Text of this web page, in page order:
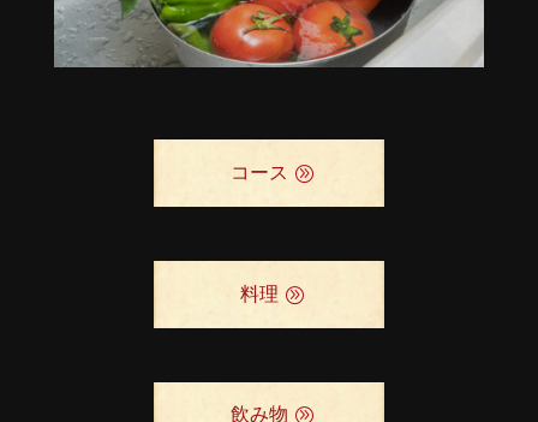
コース
料理
飲み物